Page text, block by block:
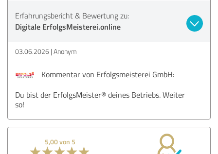
Erfahrungsbericht & Bewertung zu:
Digitale ErfolgsMeisterei.online
03.06.2026 Anonym
Kommentar von Erfolgsmeisterei GmbH:
Du bist der ErfolgsMeister® deines Betriebs. Weiter
so!
5,00 von 5